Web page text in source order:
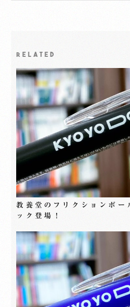
RELATED
教養堂のフリクションボー
ック登場！